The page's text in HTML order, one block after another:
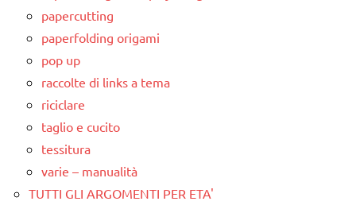
papercutting
paperfolding origami
pop up
raccolte di links a tema
riciclare
taglio e cucito
tessitura
varie – manualità
TUTTI GLI ARGOMENTI PER ETA'